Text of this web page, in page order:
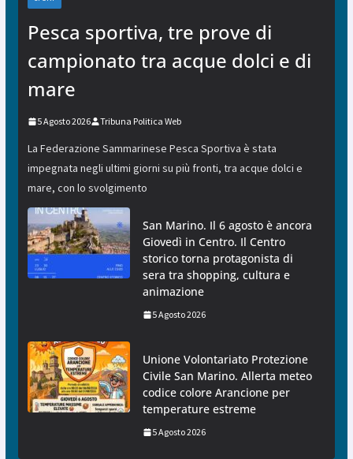
Pesca sportiva, tre prove di
campionato tra acque dolci e di
mare
5 Agosto 2026 Tribuna Politica Web
La Federazione Sammarinese Pesca Sportiva è stata
impegnata negli ultimi giorni su più fronti, tra acque dolci e
mare, con lo svolgimento
San Marino. Il 6 agosto è ancora
Giovedì in Centro. Il Centro
storico torna protagonista di
sera tra shopping, cultura e
animazione
5 Agosto 2026
Unione Volontariato Protezione
Civile San Marino. Allerta meteo
codice colore Arancione per
temperature estreme
5 Agosto 2026